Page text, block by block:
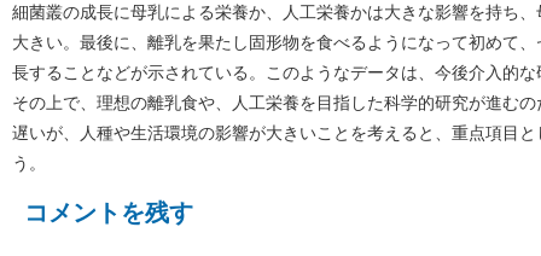
細菌叢の成長に母乳による栄養か、人工栄養かは大きな影響を持ち
大きい。最後に、離乳を果たし固形物を食べるようになって初めて
長することなどが示されている。このようなデータは、今後介入的
その上で、理想の離乳食や、人工栄養を目指した科学的研究が進む
遅いが、人種や生活環境の影響が大きいことを考えると、重点項目
う。
コメントを残す